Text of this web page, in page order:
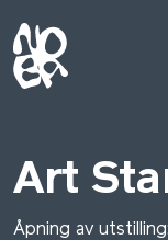
Art
Åpning av